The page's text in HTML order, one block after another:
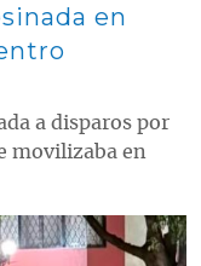
en
a disparos por
movilizaba en